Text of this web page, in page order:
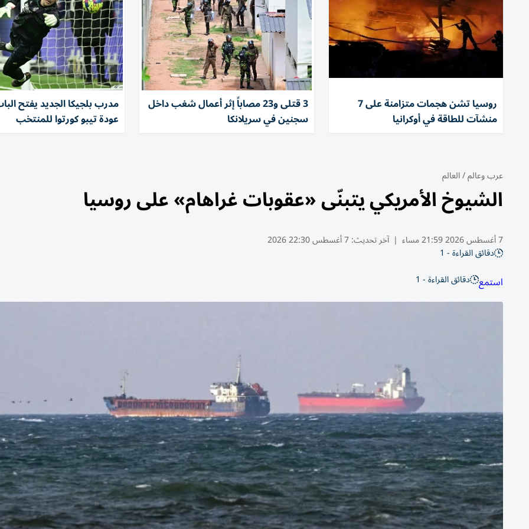
روسيا تشن هجمات متزامنة على 7
منشآت للطاقة في أوكرانيا
3 قتلى و23 مصاباً إثر أعمال شغب داخل
سجنين في سريلانكا
مدرب بلجيكا الجديد يفتح
عودة تيبو كورتوا للمنتخب
عرب وعالم/العالم
الشيوخ الأمريكي يتبنّى «عقوبات غراهام» على روسيا
7 أغسطس 2026 21:59 مساء | آخر تحديث:7 أغسطس 22:30 2026
دقائق القراءة - 1
استمع دقائق القراءة - 1